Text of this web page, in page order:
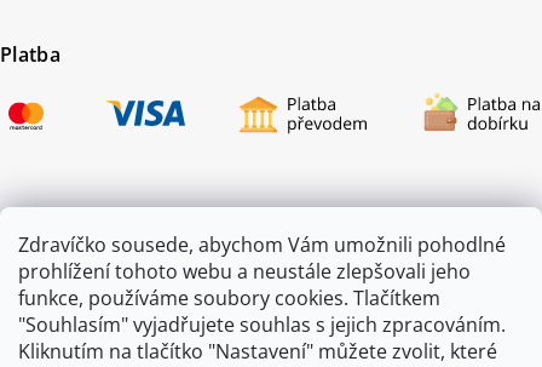
Zdravíčko sousede, abychom Vám umožnili pohodlné
prohlížení tohoto webu a neustále zlepšovali jeho
funkce, používáme soubory cookies. Tlačítkem
"Souhlasím" vyjadřujete souhlas s jejich zpracováním.
Kliknutím na tlačítko "Nastavení" můžete zvolit, které
Platba